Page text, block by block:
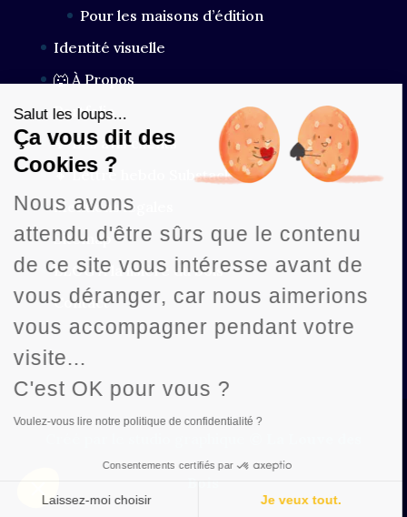
Pour les maisons d’édition
Identité visuelle
🐺 À Propos
Portfolio
💬 Les avis clients
🔸 Lettre hebdo Substack
Mentions légales
Sitemap
BLOG À la lisière du bois
Contact
Salut les loups...
Ça vous dit des
Cookies ?
Nous avons
attendu d'être sûrs que le contenu
de ce site vous intéresse avant de
vous déranger, car nous aimerions
vous accompagner pendant votre
visite...
C'est OK pour vous ?
Voulez-vous lire notre politique de confidentialité ?
Consentements certifiés par
Laissez-moi choisir Je veux tout.